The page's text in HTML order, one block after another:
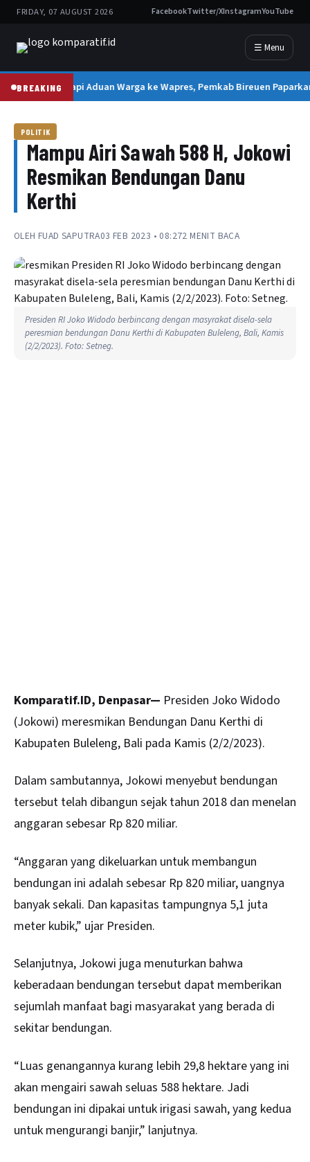
FRIDAY, 07 AUGUST 2026 FacebookTwitter/XInstagramYouTube
☰ Menu
BREAKINGTanggapi Aduan Warga ke Wapres, Pemkab Bireuen
POLITIK
Mampu Airi Sawah 588 H, Jokowi
Resmikan Bendungan Danu
Kerthi
OLEH FUAD SAPUTRA03 FEB 2023 • 08:272 MENIT BACA
Presiden RI Joko Widodo berbincang dengan masyrakat disela-sela
peresmian bendungan Danu Kerthi di Kabupaten Buleleng, Bali, Kamis
(2/2/2023). Foto: Setneg.
Komparatif.ID, Denpasar— Presiden Joko Widodo
(Jokowi) meresmikan Bendungan Danu Kerthi di
Kabupaten Buleleng, Bali pada Kamis (2/2/2023).
Dalam sambutannya, Jokowi menyebut bendungan
tersebut telah dibangun sejak tahun 2018 dan menelan
anggaran sebesar Rp 820 miliar.
“Anggaran yang dikeluarkan untuk membangun
bendungan ini adalah sebesar Rp 820 miliar, uangnya
banyak sekali. Dan kapasitas tampungnya 5,1 juta
meter kubik,” ujar Presiden.
Selanjutnya, Jokowi juga menuturkan bahwa
keberadaan bendungan tersebut dapat memberikan
sejumlah manfaat bagi masyarakat yang berada di
sekitar bendungan.
“Luas genangannya kurang lebih 29,8 hektare yang ini
akan mengairi sawah seluas 588 hektare. Jadi
bendungan ini dipakai untuk irigasi sawah, yang kedua
untuk mengurangi banjir,” lanjutnya.